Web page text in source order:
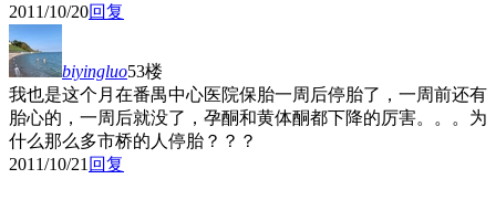
2011/10/20回复
biyingluo53楼
我也是这个月在番禺中心医院保胎一周后停胎了，一周前还有
胎心的，一周后就没了，孕酮和黄体酮都下降的厉害。。。为
什么那么多市桥的人停胎？？？
2011/10/21 回复